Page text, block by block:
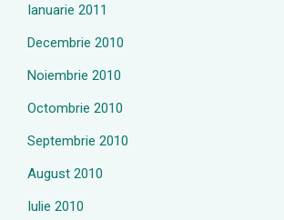
Ianuarie 2011
Decembrie 2010
Noiembrie 2010
Octombrie 2010
Septembrie 2010
August 2010
Iulie 2010